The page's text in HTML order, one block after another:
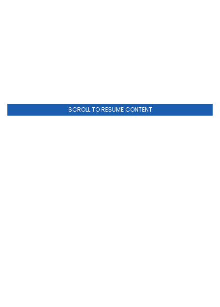
SCROLL TO RESUME CONTENT